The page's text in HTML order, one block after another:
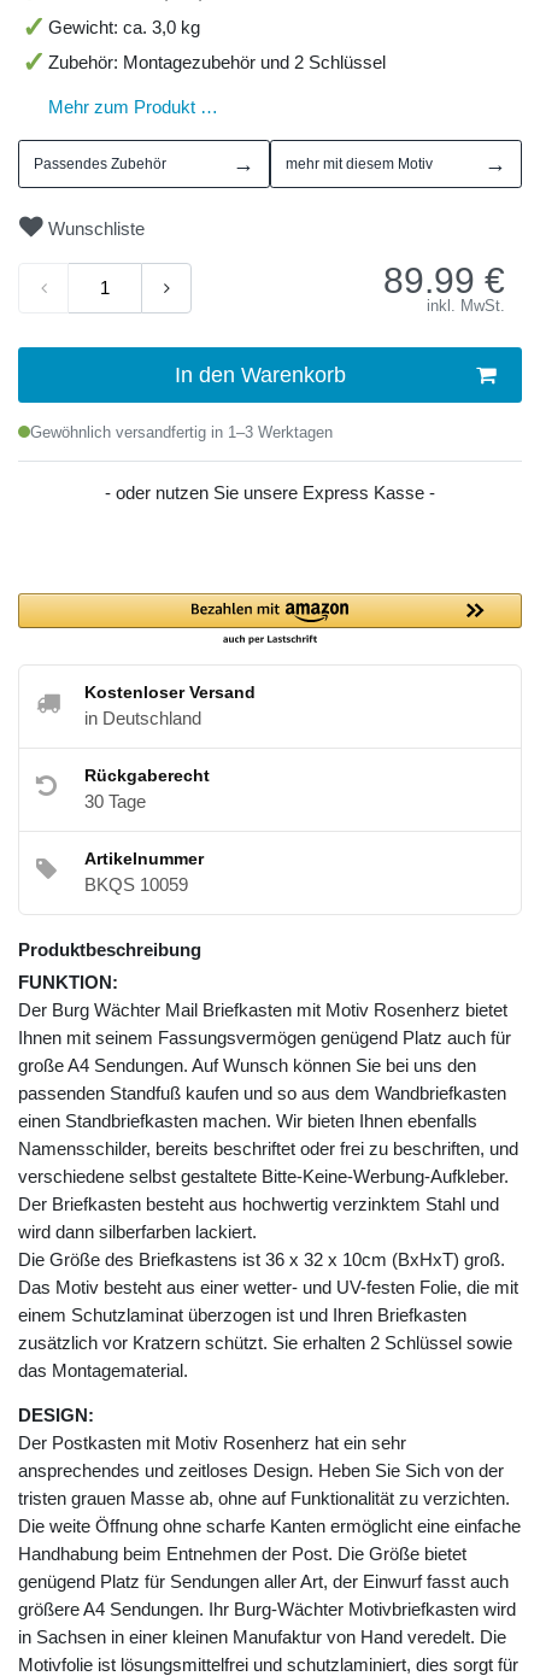
Gewicht: ca. 3,0 kg
Zubehör: Montagezubehör und 2 Schlüssel
Mehr zum Produkt …
Passendes Zubehör → mehr mit diesem Motiv →
Wunschliste
89.99 €
inkl. MwSt.
In den Warenkorb
Gewöhnlich versandfertig in 1–3 Werktagen
- oder nutzen Sie unsere Express Kasse -
Kostenloser Versand
in Deutschland
Rückgaberecht
30 Tage
Artikelnummer
BKQS 10059
Produktbeschreibung
FUNKTION:
Der Burg Wächter Mail Briefkasten mit Motiv Rosenherz bietet
Ihnen mit seinem Fassungsvermögen genügend Platz auch für
große A4 Sendungen. Auf Wunsch können Sie bei uns den
passenden Standfuß kaufen und so aus dem Wandbriefkasten
einen Standbriefkasten machen. Wir bieten Ihnen ebenfalls
Namensschilder, bereits beschriftet oder frei zu beschriften, und
verschiedene selbst gestaltete Bitte-Keine-Werbung-Aufkleber.
Der Briefkasten besteht aus hochwertig verzinktem Stahl und
wird dann silberfarben lackiert.
Die Größe des Briefkastens ist 36 x 32 x 10cm (BxHxT) groß.
Das Motiv besteht aus einer wetter- und UV-festen Folie, die mit
einem Schutzlaminat überzogen ist und Ihren Briefkasten
zusätzlich vor Kratzern schützt. Sie erhalten 2 Schlüssel sowie
das Montagematerial.
DESIGN:
Der Postkasten mit Motiv Rosenherz hat ein sehr
ansprechendes und zeitloses Design. Heben Sie Sich von der
tristen grauen Masse ab, ohne auf Funktionalität zu verzichten.
Die weite Öffnung ohne scharfe Kanten ermöglicht eine einfache
Handhabung beim Entnehmen der Post. Die Größe bietet
genügend Platz für Sendungen aller Art, der Einwurf fasst auch
größere A4 Sendungen. Ihr Burg-Wächter Motivbriefkasten wird
in Sachsen in einer kleinen Manufaktur von Hand veredelt. Die
Motivfolie ist lösungsmittelfrei und schutzlaminiert, dies sorgt für